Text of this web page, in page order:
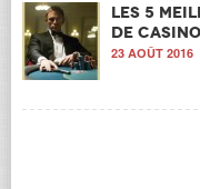
Les 5
de
23 AOÛT 2016